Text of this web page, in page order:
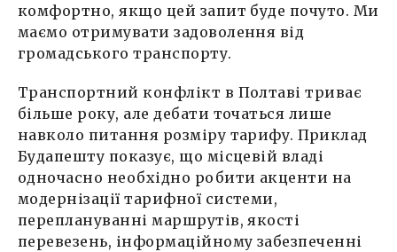
комфортно, якщо цей запит буде почуто. Ми
маємо отримувати задоволення від
громадського транспорту.
Транспортний конфлікт в Полтаві триває
більше року, але дебати точаться лише
навколо питання розміру тарифу. Приклад
Будапешту показує, що місцевій владі
одночасно необхідно робити акценти на
модернізації тарифної системи,
переплануванні маршрутів, якості
перевезень, інформаційному забезпеченні